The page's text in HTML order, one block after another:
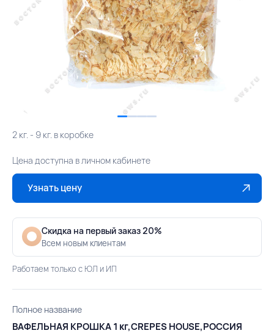
2 кг. - 9 кг. в коробке
Цена доступна в личном кабинете
Узнать цену
Скидка на первый заказ 20%
Всем новым клиентам
Работаем только с ЮЛ и ИП
Полное название
ВАФЕЛЬНАЯ КРОШКА 1 кг,CREPES HOUSE,РОССИЯ